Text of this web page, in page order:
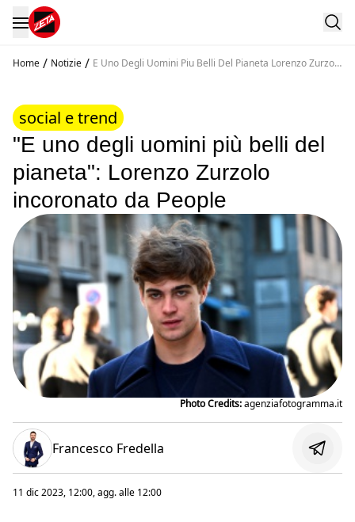
Home / Notizie / E Uno Degli Uomini Piu Belli Del Pianeta Lorenzo Zurzolo
social e trend
"E uno degli uomini più belli del
pianeta": Lorenzo Zurzolo
incoronato da People
Photo Credits:agenziafotogramma.it
Francesco Fredella
11 dic 2023, 12:00, agg. alle 12:00